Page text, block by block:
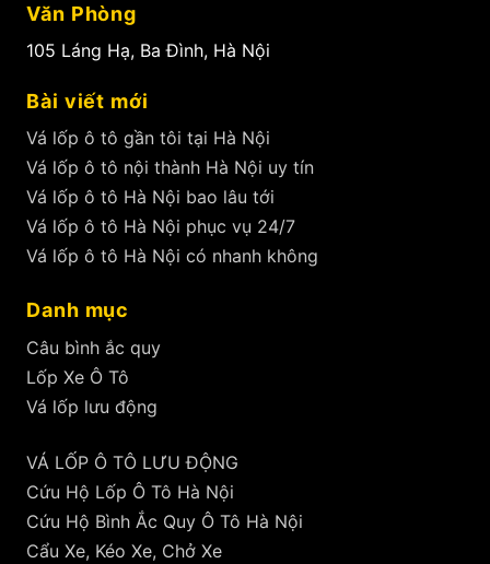
Văn Phòng
105 Láng Hạ, Ba Đình, Hà Nội
Bài viết mới
Vá lốp ô tô gần tôi tại Hà Nội
Vá lốp ô tô nội thành Hà Nội uy tín
Vá lốp ô tô Hà Nội bao lâu tới
Vá lốp ô tô Hà Nội phục vụ 24/7
Vá lốp ô tô Hà Nội có nhanh không
Danh mục
Câu bình ắc quy
Lốp Xe Ô Tô
Vá lốp lưu động
VÁ LỐP Ô TÔ LƯU ĐỘNG
Cứu Hộ Lốp Ô Tô Hà Nội
Cứu Hộ Bình Ắc Quy Ô Tô Hà Nội
Cẩu Xe, Kéo Xe, Chở Xe